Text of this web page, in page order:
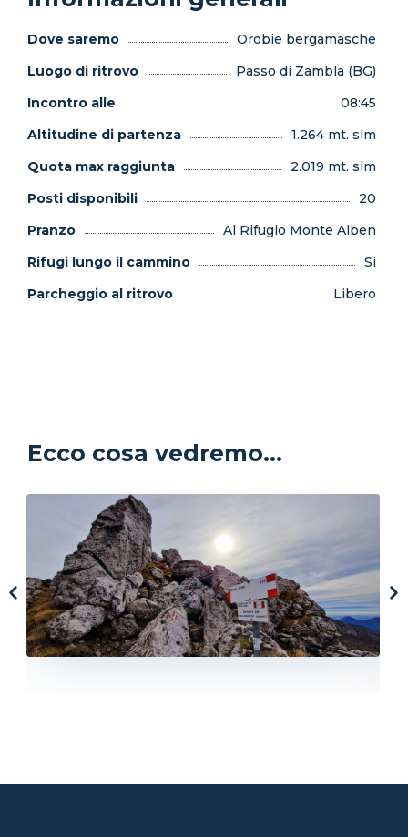
Dove saremo
Orobie bergamasche
Luogo di ritrovo
Passo di Zambla (BG)
Incontro alle
08:45
Altitudine di partenza
1.264 mt. slm
Quota max raggiunta
2.019 mt. slm
Posti disponibili
20
Pranzo
Al Rifugio Monte Alben
Rifugi lungo il cammino
Si
Parcheggio al ritrovo
Libero
Ecco cosa vedremo...